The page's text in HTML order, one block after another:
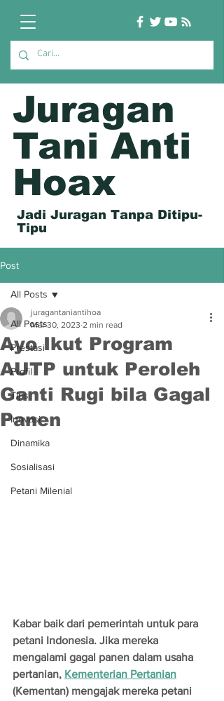
Juragan
Tani Anti
Hoax
Jadi Juragan Tanpa Ditipu-
Tipu
Post
All Posts
Prestasi
Profil
Tips
Inovasi
Dinamika
Sosialisasi
Petani Milenial
All Posts
Ayo Ikut Program
AUTP untuk Peroleh
Ganti Rugi bila Gagal
Panen
juragantaniantihoa
Mar 30, 2023 2 min read
Kabar baik dari pemerintah untuk para
petani Indonesia. Jika mereka
mengalami gagal panen dalam usaha
pertanian, Kementerian Pertanian
(Kementan) mengajak mereka petani